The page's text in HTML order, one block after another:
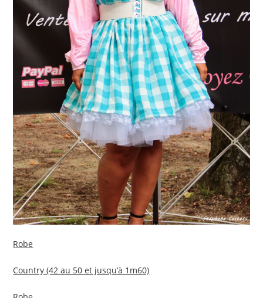
Robe
Country (42 au 50 et jusqu’à 1m60)